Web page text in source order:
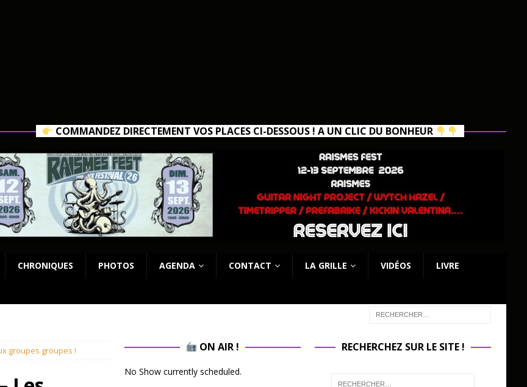
COMMANDEZ DIRECTEMENT VOS PLACES CI-DESSOUS ! A UN CLIC DU BONHEUR
CHRONIQUES PHOTOS AGENDA CONTACT LA GRILLE VIDÉOS LIVRE
groupes groupes ! ON AIR !
No Show currently scheduled.
RECHERCHEZ SUR LE SITE !